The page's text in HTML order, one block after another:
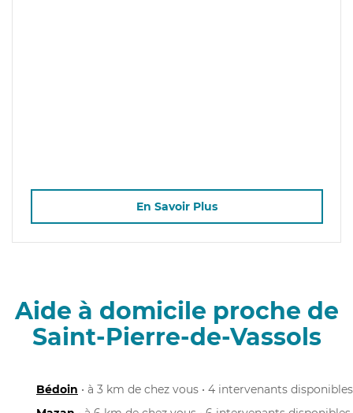
En Savoir Plus
Aide à domicile proche de
Saint-Pierre-de-Vassols
Bédoin • à 3 km de chez vous • 4 intervenants disponibles